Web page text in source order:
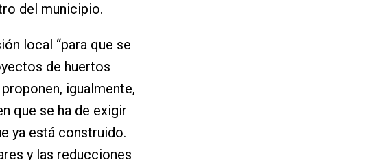
del municipio.
local “para que se
de huertos
igualmente,
que se ha de exigir
ya está construido.
y las reducciones